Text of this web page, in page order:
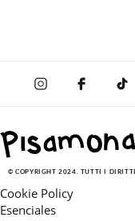
© COPYRIGHT 2024. TUTTI I
Cookie Policy
Esenciales